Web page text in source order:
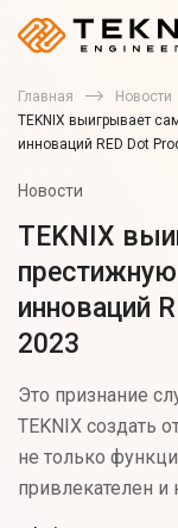
Главная
Новости
TEKNIX выигрывает
инноваций RED Dot
Новости
TEKNIX
престижную
инноваций
2023
Это признание
TEKNIX создать
не только
привлекателен и